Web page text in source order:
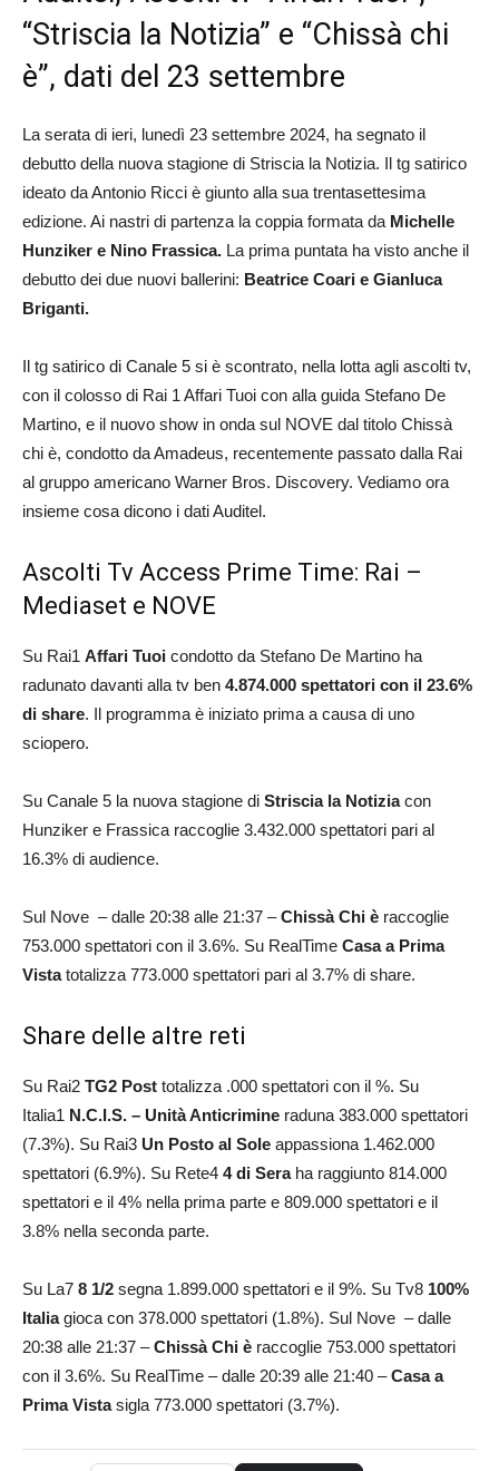
“Striscia la Notizia” e “Chissà chi
è”, dati del 23 settembre
La serata di ieri, lunedì 23 settembre 2024, ha segnato il
debutto della nuova stagione di Striscia la Notizia. Il tg satirico
ideato da Antonio Ricci è giunto alla sua trentasettesima
edizione. Ai nastri di partenza la coppia formata da Michelle
Hunziker e Nino Frassica. La prima puntata ha visto anche il
debutto dei due nuovi ballerini: Beatrice Coari e Gianluca
Briganti.
Il tg satirico di Canale 5 si è scontrato, nella lotta agli ascolti tv,
con il colosso di Rai 1 Affari Tuoi con alla guida Stefano De
Martino, e il nuovo show in onda sul NOVE dal titolo Chissà
chi è, condotto da Amadeus, recentemente passato dalla Rai
al gruppo americano Warner Bros. Discovery. Vediamo ora
insieme cosa dicono i dati Auditel.
Ascolti Tv Access Prime Time: Rai –
Mediaset e NOVE
Su Rai1 Affari Tuoi condotto da Stefano De Martino ha
radunato davanti alla tv ben 4.874.000 spettatori con il 23.6%
di share. Il programma è iniziato prima a causa di uno
sciopero.
Su Canale 5 la nuova stagione di Striscia la Notiziacon
Hunziker e Frassica raccoglie 3.432.000 spettatori pari al
16.3% di audience.
Sul Nove – dalle 20:38 alle 21:37 –Chissà Chi è raccoglie
753.000 spettatori con il 3.6%. Su RealTime Casa a Prima
Vistatotalizza 773.000 spettatori pari al 3.7% di share.
Share delle altre reti
Su Rai2 TG2 Post totalizza .000 spettatori con il %. Su
Italia1 N.C.I.S. – Unità Anticrimine raduna 383.000 spettatori
(7.3%). Su Rai3 Un Posto al Sole appassiona 1.462.000
spettatori (6.9%). Su Rete4 4 di Seraha raggiunto 814.000
spettatori e il 4% nella prima parte e 809.000 spettatori e il
3.8% nella seconda parte.
Su La7 8 1/2 segna 1.899.000 spettatori e il 9%. Su Tv8 100%
Italiagioca con 378.000 spettatori (1.8%). Sul Nove – dalle
20:38 alle 21:37 –Chissà Chi è raccoglie 753.000 spettatori
con il 3.6%. Su RealTime – dalle 20:39 alle 21:40 –Casa a
Prima Vistasigla 773.000 spettatori (3.7%).